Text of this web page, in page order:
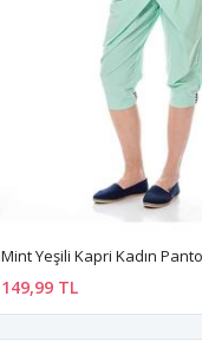
Mint Yeşili Kapri Kadın
149,99 TL